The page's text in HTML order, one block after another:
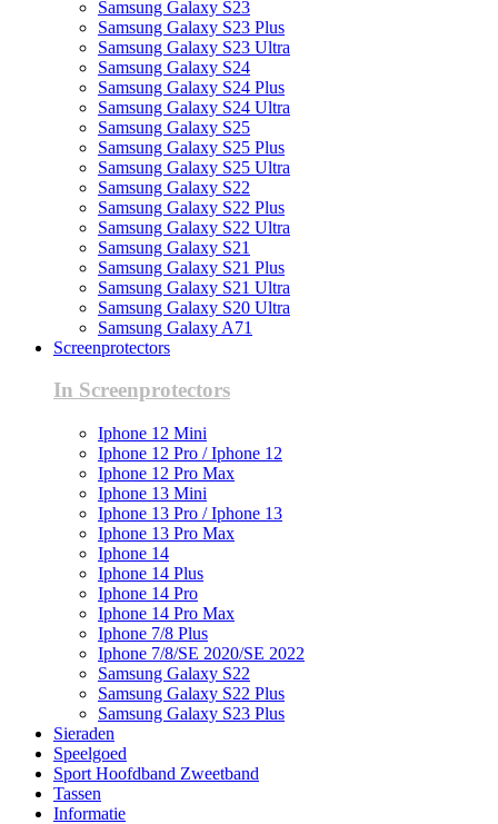
Samsung Galaxy S23
Samsung Galaxy S23 Plus
Samsung Galaxy S23 Ultra
Samsung Galaxy S24
Samsung Galaxy S24 Plus
Samsung Galaxy S24 Ultra
Samsung Galaxy S25
Samsung Galaxy S25 Plus
Samsung Galaxy S25 Ultra
Samsung Galaxy S22
Samsung Galaxy S22 Plus
Samsung Galaxy S22 Ultra
Samsung Galaxy S21
Samsung Galaxy S21 Plus
Samsung Galaxy S21 Ultra
Samsung Galaxy S20 Ultra
Samsung Galaxy A71
Screenprotectors
In Screenprotectors
Iphone 12 Mini
Iphone 12 Pro / Iphone 12
Iphone 12 Pro Max
Iphone 13 Mini
Iphone 13 Pro / Iphone 13
Iphone 13 Pro Max
Iphone 14
Iphone 14 Plus
Iphone 14 Pro
Iphone 14 Pro Max
Iphone 7/8 Plus
Iphone 7/8/SE 2020/SE 2022
Samsung Galaxy S22
Samsung Galaxy S22 Plus
Samsung Galaxy S23 Plus
Sieraden
Speelgoed
Sport Hoofdband Zweetband
Tassen
Informatie